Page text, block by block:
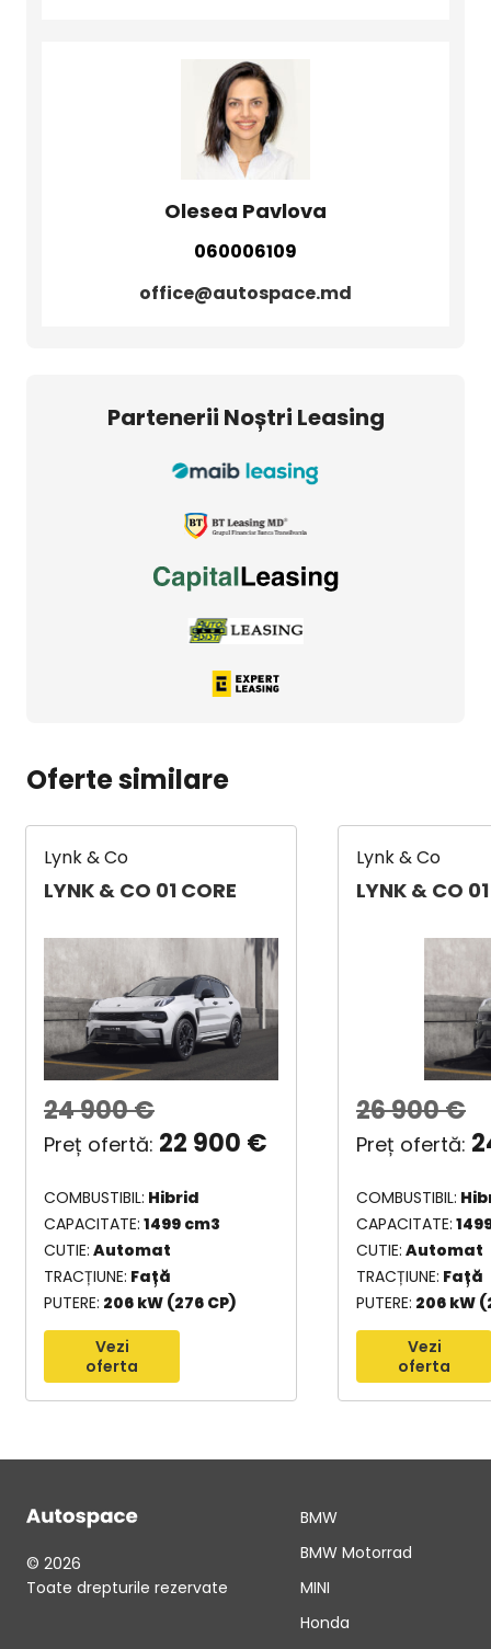
Olesea Pavlova
060006109
office@autospace.md
Partenerii Noștri Leasing
Oferte similare
Lynk & Co
LYNK & CO 01 CORE
24 900€
22 900 €
COMBUSTIBIL Hibrid
CAPACITATE 1499 cm3
CUTIE Automat
TRACȚIUNE Față
PUTERE 206 kW (276 CP)
Vezi
oferta
Lynk & Co
LYNK & CO
26 900€
COMBUSTIBIL
CAPACITATE
CUTIE Automat
TRACȚIUNE Față
PUTERE 206 kW
Vezi
oferta
© 2026
Toate drepturile rezervate
BMW
BMW Motorrad
MINI
Honda